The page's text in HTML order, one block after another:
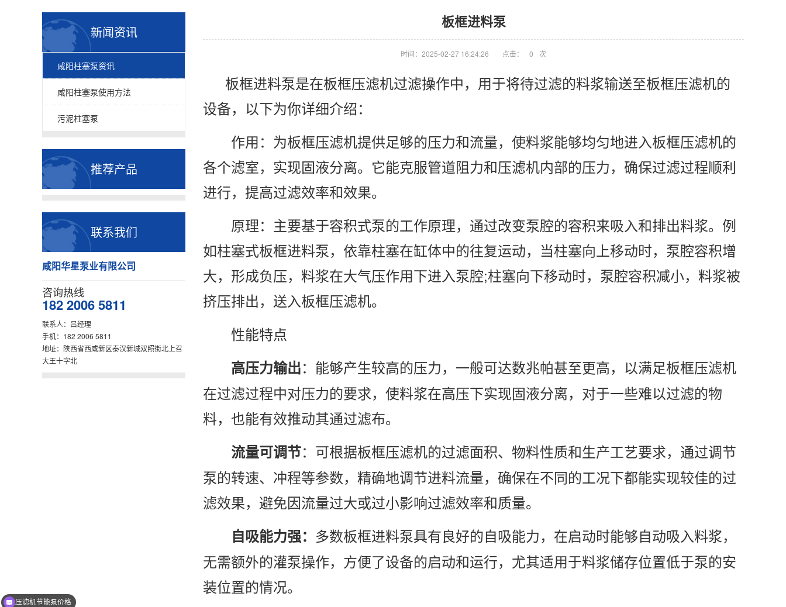
新闻资讯
咸阳柱塞泵资讯
咸阳柱塞泵使用方法
污泥柱塞泵
推荐产品
联系我们
咸阳华星泵业有限公司
咨询热线
182 2006 5811
联系人：吕经理
手机：182 2006 5811
地址：陕西省西咸新区秦汉新城双照街北上召
大王十字北
板框进料泵
时间：2025-02-27 16:24:26 点击： 0 次
板框进料泵是在板框压滤机过滤操作中，用于将待过滤的料浆输送至板框压滤机的
设备，以下为你详细介绍：
作用：为板框压滤机提供足够的压力和流量，使料浆能够均匀地进入板框压滤机的
各个滤室，实现固液分离。它能克服管道阻力和压滤机内部的压力，确保过滤过程顺利
进行，提高过滤效率和效果。
原理：主要基于容积式泵的工作原理，通过改变泵腔的容积来吸入和排出料浆。例
如柱塞式板框进料泵，依靠柱塞在缸体中的往复运动，当柱塞向上移动时，泵腔容积增
大，形成负压，料浆在大气压作用下进入泵腔;柱塞向下移动时，泵腔容积减小，料浆被
挤压排出，送入板框压滤机。
性能特点
高压力输出：能够产生较高的压力，一般可达数兆帕甚至更高，以满足板框压滤机
在过滤过程中对压力的要求，使料浆在高压下实现固液分离，对于一些难以过滤的物
料，也能有效推动其通过滤布。
流量可调节：可根据板框压滤机的过滤面积、物料性质和生产工艺要求，通过调节
泵的转速、冲程等参数，精确地调节进料流量，确保在不同的工况下都能实现较佳的过
滤效果，避免因流量过大或过小影响过滤效率和质量。
自吸能力强： 多数板框进料泵具有良好的自吸能力，在启动时能够自动吸入料浆，
无需额外的灌泵操作，方便了设备的启动和运行，尤其适用于料浆储存位置低于泵的安
装位置的情况。
压滤机节能泵价格